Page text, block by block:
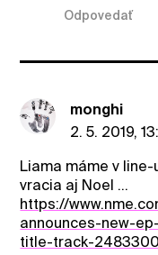
Odpovedať
monghi
2. 5. 2019,
Liama máme v
vracia aj Noel ...
https://
announces-new-
title-track-2483300